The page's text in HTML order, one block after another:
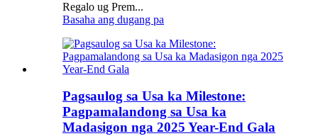
Regalo ug Prem...
Basaha ang dugang pa
Pagsaulog sa Usa ka Milestone:
Pagpamalandong sa Usa ka
Madasigon nga 2025 Year-End Gala